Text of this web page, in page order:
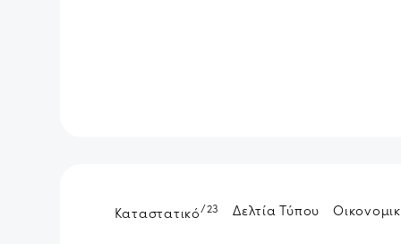
Καταστατικό/23 Δελτία Τύπου